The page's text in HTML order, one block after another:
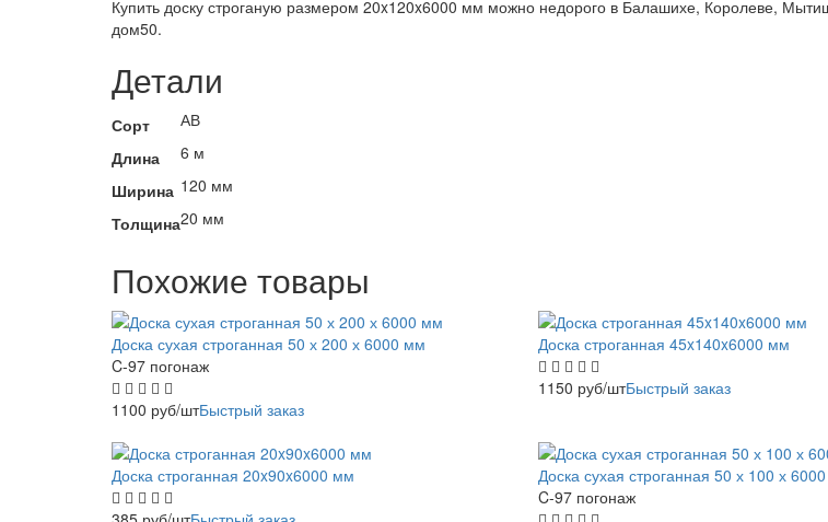
Купить доску строганую размером 20x120x6000 мм можно недорого в Балашихе, Королеве,
дом50.
Детали
Сорт
АВ
Длина
6 м
Ширина 120 мм
Толщина20 мм
Похожие товары
Доска сухая строганная 50 х 200 х 6000 мм
C-97 погонаж
1100 руб/штБыстрый заказ
Доска строганная 45x140x6000 мм
1150 руб/штБыстрый заказ
Доска строганная 20x90x6000 мм
Доска сухая строганная 50 х 100 х
C-97 погонаж